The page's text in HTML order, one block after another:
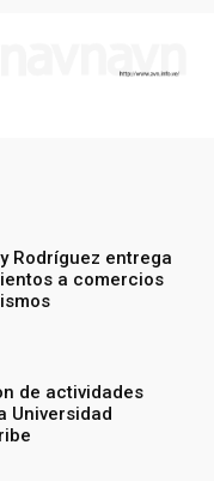
Rodríguez entrega
a comercios
de actividades
Universidad